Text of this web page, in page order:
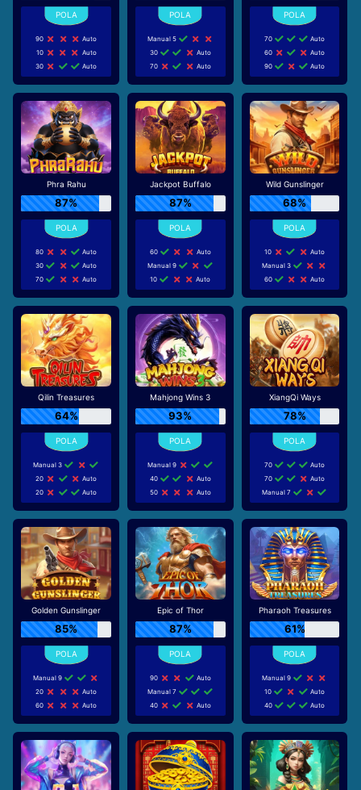
90
Auto
10
Auto
30
Auto
Manual 5
30
Auto
70
Auto
70
Auto
60
Auto
90
Auto
Phra Rahu
87%
80
Auto
30
Auto
70
Auto
Jackpot Buffalo
87%
60
Auto
Manual 9
10
Auto
Wild Gunslinger
68%
10
Auto
Manual 3
60
Auto
Qilin Treasures
64%
Manual 3
20
Auto
20
Auto
Mahjong Wins 3
93%
Manual 9
40
Auto
50
Auto
XiangQi Ways
78%
70
Auto
70
Auto
Manual 7
Golden Gunslinger
85%
Manual 9
20
Auto
60
Auto
Epic of Thor
87%
90
Auto
Manual 7
40
Auto
Pharaoh Treasures
61%
Manual 9
10
Auto
40
Auto